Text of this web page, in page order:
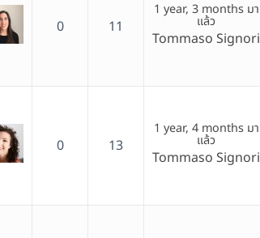
0 11
1 year, 3 months มา
แล้ว
Tommaso Signori
0 13
1 year, 4 months มา
แล้ว
Tommaso Signori